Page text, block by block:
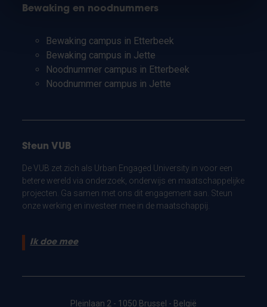
Bewaking en noodnummers
Bewaking campus in Etterbeek
Bewaking campus in Jette
Noodnummer campus in Etterbeek
Noodnummer campus in Jette
Steun VUB
De VUB zet zich als Urban Engaged University in voor een
betere wereld via onderzoek, onderwijs en maatschappelijke
projecten. Ga samen met ons dit engagement aan. Steun
onze werking en investeer mee in de maatschappij.
Ik doe mee
Pleinlaan 2 - 1050 Brussel - België